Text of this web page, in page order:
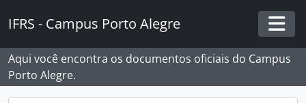
IFRS - Campus Porto Alegre
Aqui você encontra os documentos oficiais do Campus
Porto Alegre.